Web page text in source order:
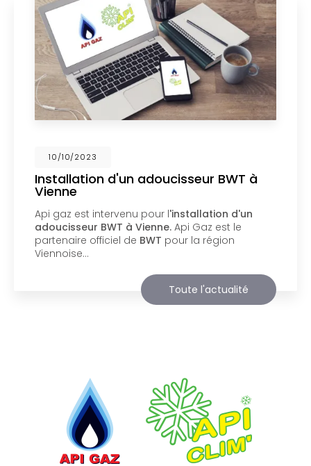
02/10/2023
Nouveau support de communication
web
Api Gaz à Viennevous présente son nouveau
support de communication web réalisé par la
sociétéBIIM COM . Vous souhaitant une
agréable visite, si vous avez besoin…
Toute l'actualité